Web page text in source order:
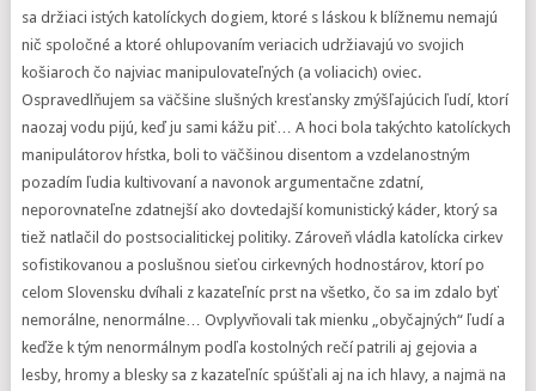
sa držiaci istých katolíckych dogiem, ktoré s láskou k blížnemu nemajú
nič spoločné a ktoré ohlupovaním veriacich udržiavajú vo svojich
košiaroch čo najviac manipulovateľných (a voliacich) oviec.
Ospravedlňujem sa väčšine slušných kresťansky zmýšľajúcich ľudí, ktorí
naozaj vodu pijú, keď ju sami kážu piť… A hoci bola takýchto katolíckych
manipulátorov hŕstka, boli to väčšinou disentom a vzdelanostným
pozadím ľudia kultivovaní a navonok argumentačne zdatní,
neporovnateľne zdatnejší ako dovtedajší komunistický káder, ktorý sa
tiež natlačil do postsocialitickej politiky. Zároveň vládla katolícka cirkev
sofistikovanou a poslušnou sieťou cirkevných hodnostárov, ktorí po
celom Slovensku dvíhali z kazateľníc prst na všetko, čo sa im zdalo byť
nemorálne, nenormálne… Ovplyvňovali tak mienku „obyčajných“ ľudí a
keďže k tým nenormálnym podľa kostolných rečí patrili aj gejovia a
lesby, hromy a blesky sa z kazateľníc spúšťali aj na ich hlavy, a najmä na